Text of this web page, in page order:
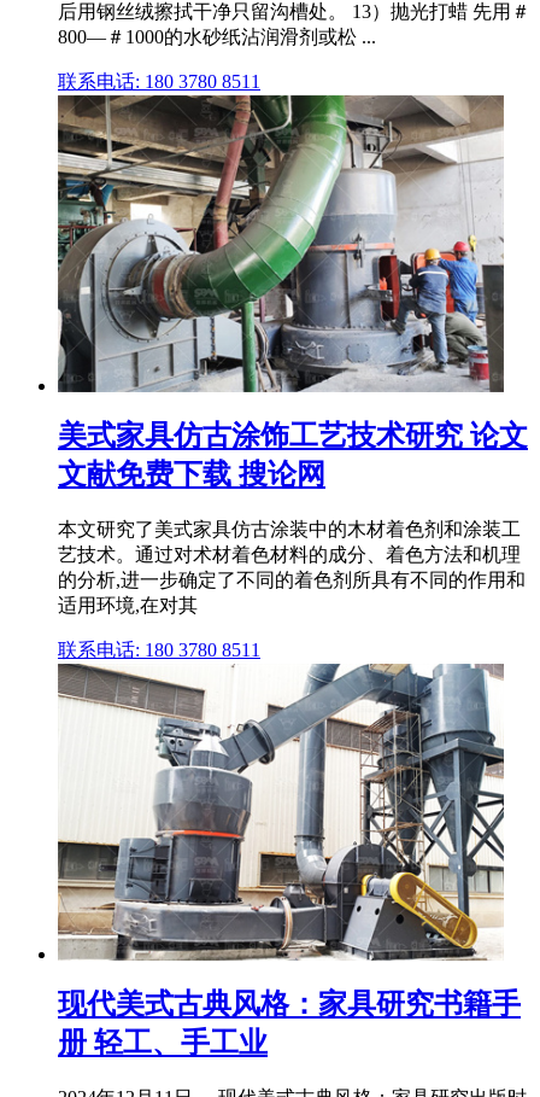
后用钢丝绒擦拭干净只留沟槽处。 13）抛光打蜡 先用＃
800—＃1000的水砂纸沾润滑剂或松 ...
联系电话: 180 3780 8511
美式家具仿古涂饰工艺技术研究 论文
文献免费下载 搜论网
本文研究了美式家具仿古涂装中的木材着色剂和涂装工
艺技术。通过对术材着色材料的成分、着色方法和机理
的分析,进一步确定了不同的着色剂所具有不同的作用和
适用环境,在对其
联系电话: 180 3780 8511
现代美式古典风格：家具研究书籍手
册 轻工、手工业